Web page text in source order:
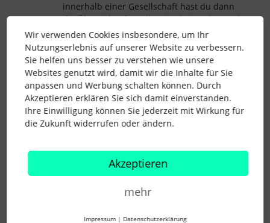
innerhalb einer Gesellschaft hast du dann
die Übersicht über alle Mitarbeitenden und
deren Änderungen.
Hoffe, das hilft dir weiter!
Liebe Grüße
Duci
Unternehmen
Wir verwenden Cookies insbesondere, um Ihr
Nutzungserlebnis auf unserer Website zu verbessern.
Sie helfen uns besser zu verstehen wie unsere
Websites genutzt wird, damit wir die Inhalte für Sie
anpassen und Werbung schalten können. Durch
Akzeptieren erklären Sie sich damit einverstanden.
Ihre Einwilligung können Sie jederzeit mit Wirkung für
die Zukunft widerrufen oder ändern.
Akzeptieren
mehr
Impressum | Datenschutzerklärung